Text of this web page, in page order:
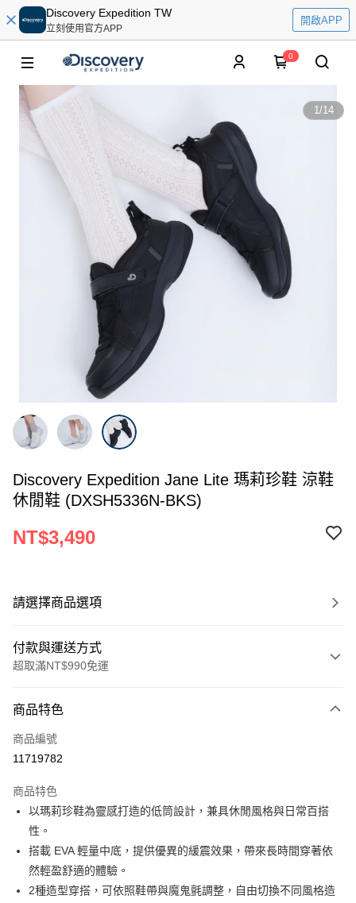
Discovery Expedition TW
立刻使用官方APP
開啟APP
0
1/14
Discovery Expedition Jane Lite 瑪莉珍鞋 涼鞋
休閒鞋 (DXSH5336N-BKS)
NT$3,490
請選擇商品選項
付款與運送方式
超取滿NT$990免運
信用卡一次付款
超商取貨付款
Apple Pay
運送方式
全家取貨付款<未取貨列黑名單/不支援離島取退>
每筆NT$60，滿NT$990(含以上)免運費
商品特色
商品編號
11719782
商品特色
以瑪莉珍鞋為靈感打造的低筒設計，兼具休閒風格與日常百搭
性。
搭載 EVA 輕量中底，提供優異的緩震效果，帶來長時間穿著依
然輕盈舒適的體驗。
2種造型穿搭，可依照鞋帶與魔鬼氈調整，自由切換不同風格造